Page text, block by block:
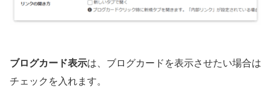
ブログカード表示は、ブログカードを表示させたい場合は
チェックを入れます。